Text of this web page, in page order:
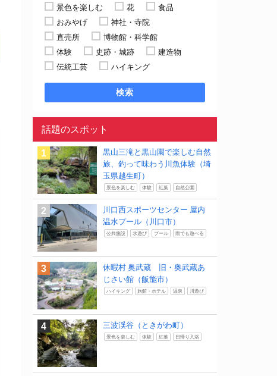
景色を楽しむ 花
食品
おみやげ
神社・寺院
直売所
博物館・科学館
体験
史跡・城跡
建造物
伝統工芸
ハイキング
検索
話題のスポット
黒山三滝と黒山園で楽しむ自然
旅、釣って味わう川魚体験（埼
玉県越生町）
景色を楽しむ 体験 紅葉 自然公園
川口西スポーツセンター 屋内
温水プール（川口市）
公共施設 水遊び プール 雨でも遊べる
休暇村 奥武蔵 旧・奥武蔵あ
じさい館（飯能市）
ハイキング 旅館・ホテル 温泉 川遊び
三波渓谷（ときがわ町）
景色を楽しむ 体験 紅葉 日帰り入浴